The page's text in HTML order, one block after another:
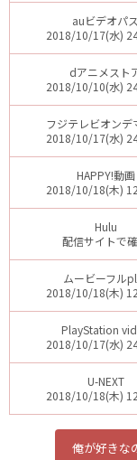
auビデオパス
2018/10/17(水)
dアニメスト
2018/10/10(水)
フジテレビオンデ
2018/10/17(水)
HAPPY!動画
2018/10/18(木)
Hulu
配信サイトで
ムービーフル
2018/10/18(木)
PlayStation
2018/10/17(水)
U-NEXT
2018/10/18(木)
俺が好きな